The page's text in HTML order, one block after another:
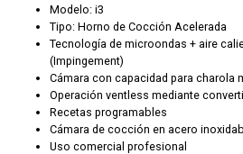
Modelo: i3
Tipo: Horno de Cocción Acelerada
Tecnología de microondas + aire
(Impingement)
Cámara con capacidad para charola
Operación ventless mediante
Recetas programables
Cámara de cocción en acero
Uso comercial profesional